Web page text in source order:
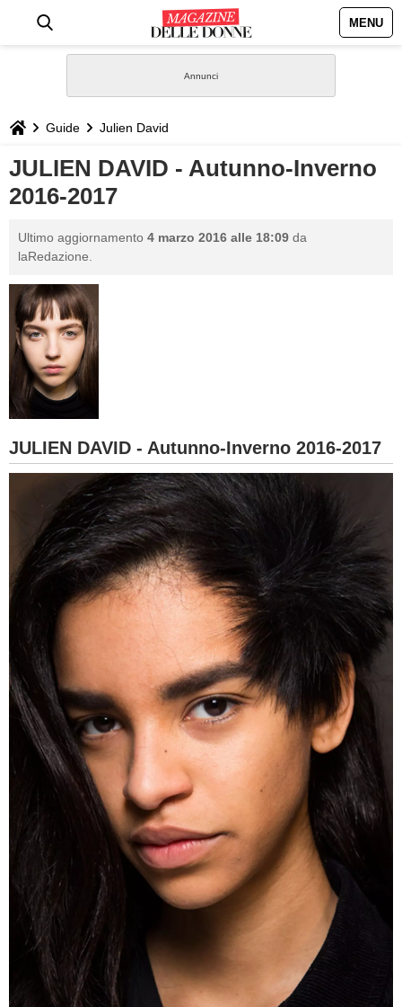
MENU
STILE
BIOGRAFIE
DEFINIZIONI
GASTRONOMIA
CAPELLI
SESSO
GUIDE
FORUM
Guide Julien David
JULIEN DAVID - Autunno-Inverno
2016-2017
Ultimo aggiornamento 4 marzo 2016 alle 18:09 da
laRedazione.
JULIEN DAVID - Autunno-Inverno 2016-2017